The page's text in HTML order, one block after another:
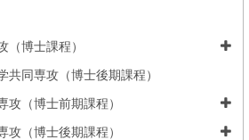
博士課程）
共同専攻（博士後期課程）
（博士前期課程）
（博士後期課程）